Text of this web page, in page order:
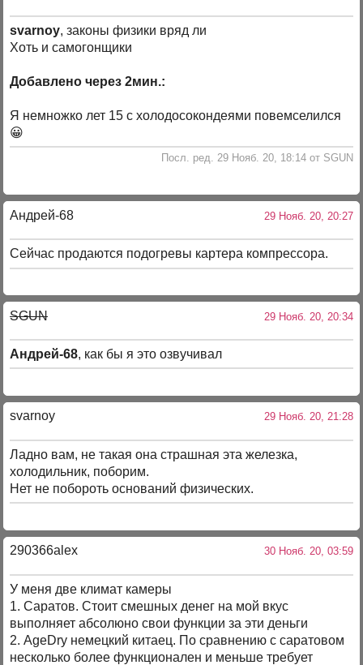
svarnoy, законы физики вряд ли
Хоть и самогонщики
Добавлено через 2мин.:
Я немножко лет 15 с холодосокондеями повемселился
😀
Посл. ред. 29 Нояб. 20, 18:14 от SGUN
Андрей-68 29 Нояб. 20, 20:27
Сейчас продаются подогревы картера компрессора.
SGUN 29 Нояб. 20, 20:34
Андрей-68, как бы я это озвучивал
svarnoy 29 Нояб. 20, 21:28
Ладно вам, не такая она страшная эта железка,
холодильник, поборим.
Нет не побороть оснований физических.
290366alex 30 Нояб. 20, 03:59
У меня две климат камеры
1. Саратов. Стоит смешных денег на мой вкус
выполняет абсолюно свои функции за эти деньги
2. AgeDry немецкий китаец. По сравнению с саратовом
несколько более функционален и меньше требует